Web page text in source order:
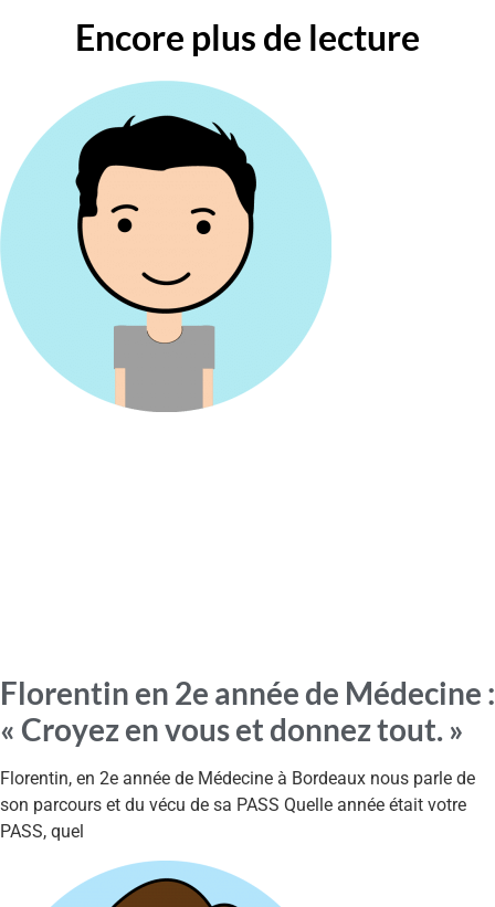
Encore plus de lecture
Florentin en 2e année de Médecine :
« Croyez en vous et donnez tout. »
Florentin, en 2e année de Médecine à Bordeaux nous parle de
son parcours et du vécu de sa PASS Quelle année était votre
PASS, quel